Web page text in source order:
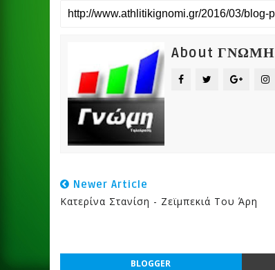
About ΓΝΩΜΗ
Newer Article
Κατερίνα Στανίση - Ζεϊμπεκιά Του Άρη
BLOGGER